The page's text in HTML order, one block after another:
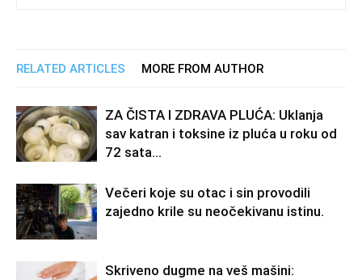
RELATED ARTICLES MORE FROM AUTHOR
ZA ČISTA I ZDRAVA PLUĆA: Uklanja
sav katran i toksine iz pluća u roku od
72 sata…
Večeri koje su otac i sin provodili
zajedno krile su neočekivanu istinu.
Skriveno dugme na veš mašini: